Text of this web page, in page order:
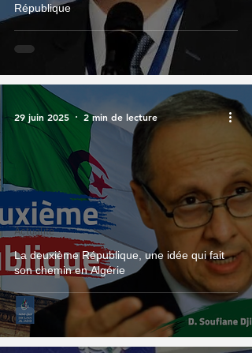
République
La deuxième République, une idée qui fait
son chemin en Algérie
Actualité
29 juin 2025 2 min de lecture